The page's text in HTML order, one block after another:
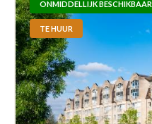
ONMIDDELLIJK BESCHIKBAAR
TE HUUR